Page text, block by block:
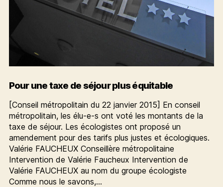
Pour une taxe de séjour plus équitable
[Conseil métropolitain du 22 janvier 2015] En conseil
métropolitain, les élu-e-s ont voté les montants de la
taxe de séjour. Les écologistes ont proposé un
amendement pour des tarifs plus justes et écologiques.
Valérie FAUCHEUX Conseillère métropolitaine
Intervention de Valérie Faucheux Intervention de
Valérie FAUCHEUX au nom du groupe écologiste
Comme nous le savons,…